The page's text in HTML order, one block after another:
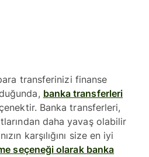
transferinizi finanse
banka transferleri
Banka transferleri,
daha yavaş olabilir
karşılığını size en iyi
seçeneği olarak banka